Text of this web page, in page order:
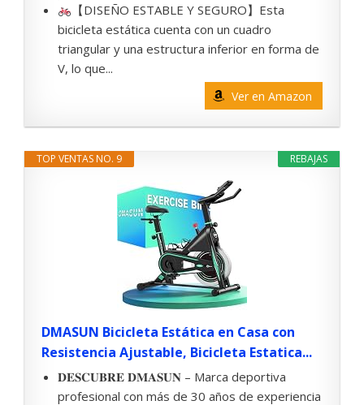
【DISEÑO ESTABLE Y SEGURO】Esta
bicicleta estática cuenta con un cuadro
triangular y una estructura inferior en forma de
V, lo que...
Ver en Amazon
REBAJAS
TOP VENTAS NO. 9
DMASUN Bicicleta Estática en Casa con
Resistencia Ajustable, Bicicleta Estatica...
𝐃𝐄𝐒𝐂𝐔𝐁𝐑𝐄 𝐃𝐌𝐀𝐒𝐔𝐍 – Marca deportiva
profesional con más de 30 años de experiencia